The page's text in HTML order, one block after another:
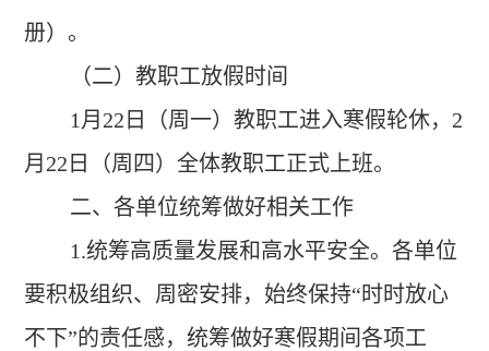
册）。
（二）教职工放假时间
1 月 22 日（周一）教职工进入寒假轮休， 2
月 22 日（周四）全体教职工正式上班。
二、各单位统筹做好相关工作
1.统筹高质量发展和高水平安全。各单位
要积极组织、周密安排，始终保持“时时放心
不下”的责任感，统筹做好寒假期间各项工